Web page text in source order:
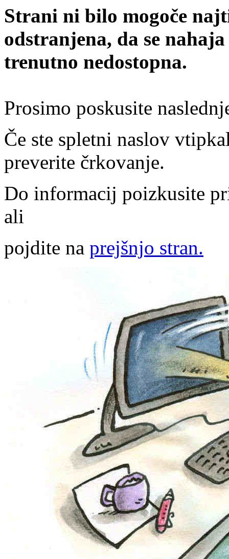
Strani ni bilo mogoče
odstranjena, da se
trenutno nedostopna.
Prosimo poskusite
Če ste spletni naslov
preverite črkovanje.
Do informacij poizkusite
ali
pojdite na prejšnjo stran.